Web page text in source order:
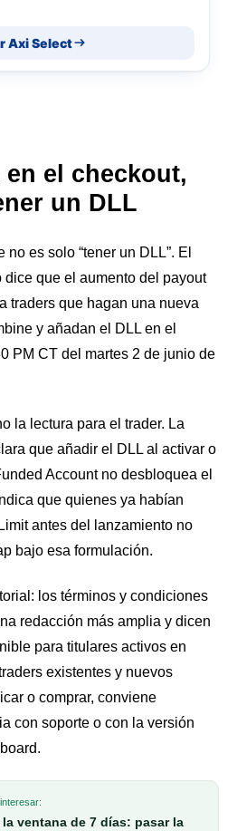
Axi Select
en el checkout,
un DLL
es solo “tener un DLL”. El
dice que el aumento del payout
traders que hagan una nueva
y añadan el DLL en el
PM CT del martes 2 de junio de
la lectura para el trader. La
que añadir el DLL al activar o
Account no desbloquea el
que quienes ya habían
antes del lanzamiento no
bajo esa formulación.
los términos y condiciones
redacción más amplia y dicen
para titulares activos en
existentes y nuevos
o comprar, conviene
con soporte o con la versión
ventana de 7 días: pasar la